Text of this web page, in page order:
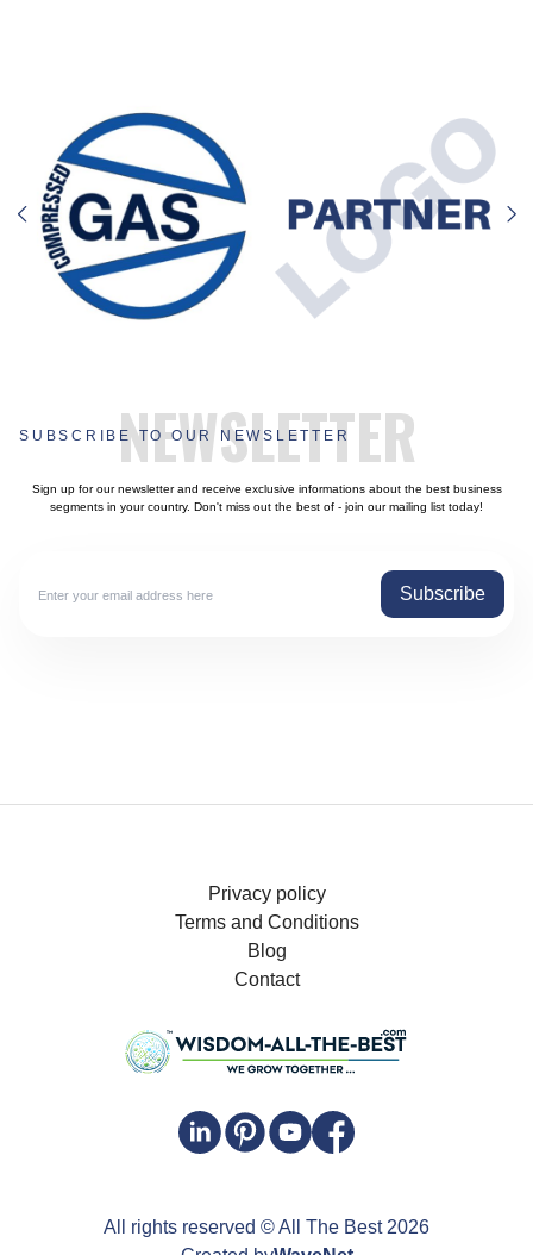
NEWSLETTER
SUBSCRIBE TO OUR NEWSLETTER
Sign up for our newsletter and receive exclusive informations about the best business
segments in your country. Don't miss out the best of - join our mailing list today!
Subscribe
Privacy policy
Terms and Conditions
Blog
Contact
All rights reserved © All The Best2026